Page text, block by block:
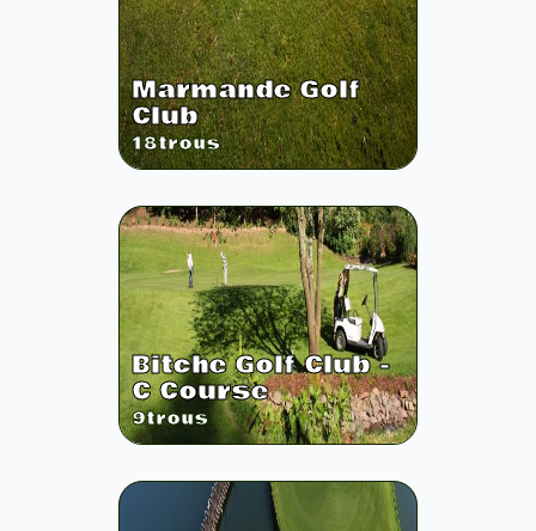
Marmande Golf
Club
18trous
Bitche Golf Club -
C Course
9trous